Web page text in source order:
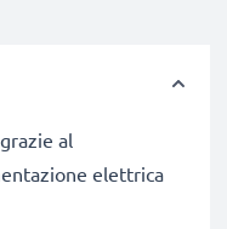
al
elettrica